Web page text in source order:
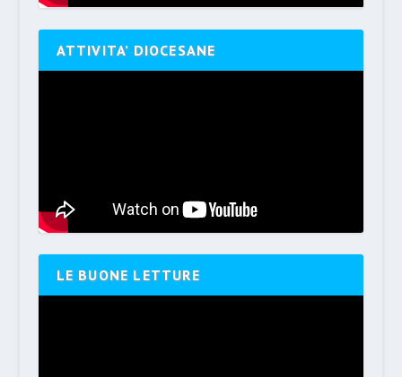
ATTIVITA’ DIOCESANE
LE BUONE LETTURE